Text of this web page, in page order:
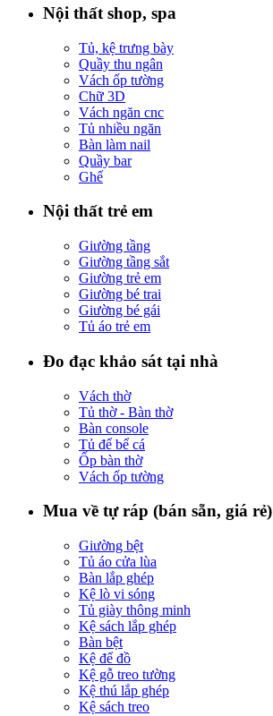
Nội thất shop, spa
Tủ, kệ trưng bày
Quầy thu ngân
Vách ốp tường
Chữ 3D
Vách ngăn cnc
Tủ nhiều ngăn
Bàn làm nail
Quầy bar
Ghế
Nội thất trẻ em
Giường tầng
Giường tầng sắt
Giường trẻ em
Giường bé trai
Giường bé gái
Tủ áo trẻ em
Đo đạc khảo sát tại nhà
Vách thờ
Tủ thờ - Bàn thờ
Bàn console
Tủ để bể cá
Ốp bàn thờ
Vách ốp tường
Mua về tự ráp (bán sẵn, giá rẻ)
Giường bệt
Tủ áo cửa lùa
Bàn lắp ghép
Kệ lò vi sóng
Tủ giày thông minh
Kệ sách lắp ghép
Bàn bệt
Kệ để đồ
Kệ gỗ treo tường
Kệ thú lắp ghép
Kệ sách treo